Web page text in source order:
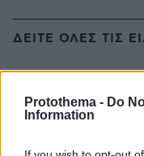
Protothema - Do
Information
ΔΕΙΤΕ ΟΛΕΣ ΤΙΣ
ΤΑ ΠΙΟ